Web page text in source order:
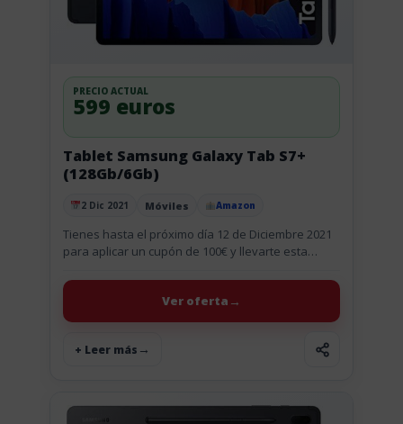
Publicado el
2 Dic 2021 Móviles Amazon
Tablet Samsung Galaxy Tab S7+
(128Gb/6Gb)
PRECIO ACTUAL
599 euros
Tienes hasta el próximo día 12 de Diciembre 2021
para aplicar un cupón de 100€ y llevarte esta
(12,4",...
+ Leer más
Ver oferta